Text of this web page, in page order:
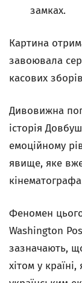
замках.
Картина
завоювала
касових
Дивовижна
історія
емоційному
явище, яке
Феномен
Washington
зазначають,
хітом у